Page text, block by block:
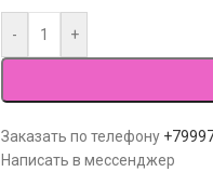
- +
Заказать по телефону
Написать в мессенджер